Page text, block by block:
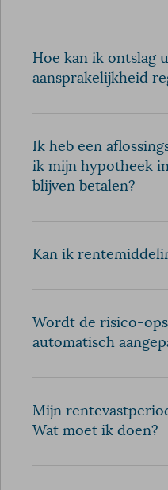
Hoe kan ik ontslag
aansprakelijkheid
Ik heb een
ik mijn hypotheek
blijven betalen?
Kan ik
Wordt de risico-
automatisch
Mijn
Wat moet ik doen?